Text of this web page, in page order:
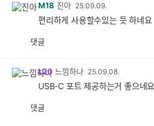
M18 진아 25.09.09.
편리하게 사용할수있는 듯 하네요
댓글
L20 느낌하나 25.09.08.
USB-C 포트 제공하는거 좋으네요
댓글